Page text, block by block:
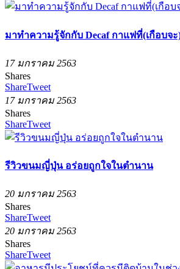
มาทำความรู้จักกับ Decaf กาแฟที่(เกือบจ
17 มกราคม 2563
Shares
ShareTweet
17 มกราคม 2563
Shares
ShareTweet
รีวิวขนมญี่ปุ่น อร่อยถูกใจในตำนาน
20 มกราคม 2563
Shares
ShareTweet
20 มกราคม 2563
Shares
ShareTweet